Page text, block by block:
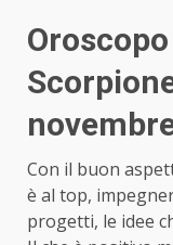
Con il buon
è al top,
progetti, le idee